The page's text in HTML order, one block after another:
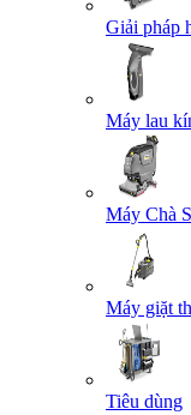
Giải pháp
Máy lau
Máy Chà
Máy giặt
Tiêu dùng